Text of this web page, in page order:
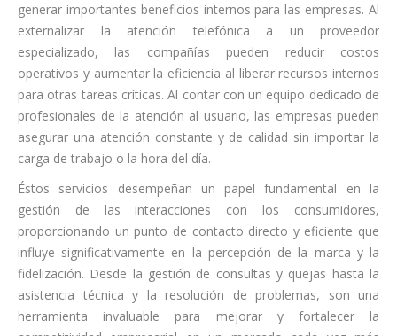
generar importantes beneficios internos para las empresas. Al
externalizar la atención telefónica a un proveedor
especializado, las compañías pueden reducir costos
operativos y aumentar la eficiencia al liberar recursos internos
para otras tareas críticas. Al contar con un equipo dedicado de
profesionales de la atención al usuario, las empresas pueden
asegurar una atención constante y de calidad sin importar la
carga de trabajo o la hora del día.
Éstos servicios desempeñan un papel fundamental en la
gestión de las interacciones con los consumidores,
proporcionando un punto de contacto directo y eficiente que
influye significativamente en la percepción de la marca y la
fidelización. Desde la gestión de consultas y quejas hasta la
asistencia técnica y la resolución de problemas, son una
herramienta invaluable para mejorar y fortalecer la